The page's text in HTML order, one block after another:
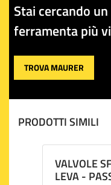
Stai cercando
ferramenta più
TROVA MAURER
PRODOTTI SIMILI
VALVOLE
LEVA -